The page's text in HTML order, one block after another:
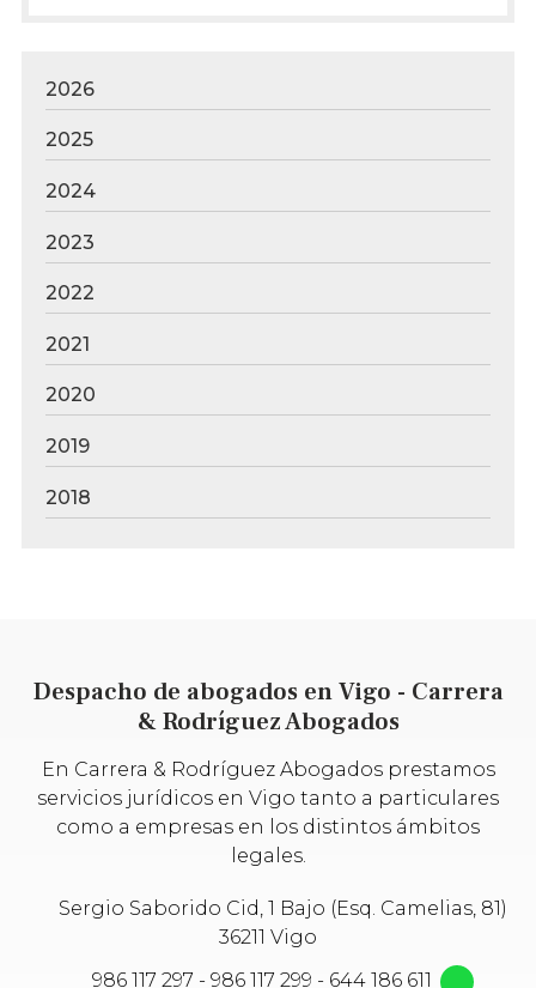
2026
2025
2024
2023
2022
2021
2020
2019
2018
Despacho de abogados en Vigo - Carrera
& Rodríguez Abogados
En Carrera & Rodríguez Abogados prestamos
servicios jurídicos en Vigo tanto a particulares
como a empresas en los distintos ámbitos
legales.
Sergio Saborido Cid, 1 Bajo (Esq. Camelias, 81)
36211 Vigo
986 117 297 - 986 117 299 - 644 186 611